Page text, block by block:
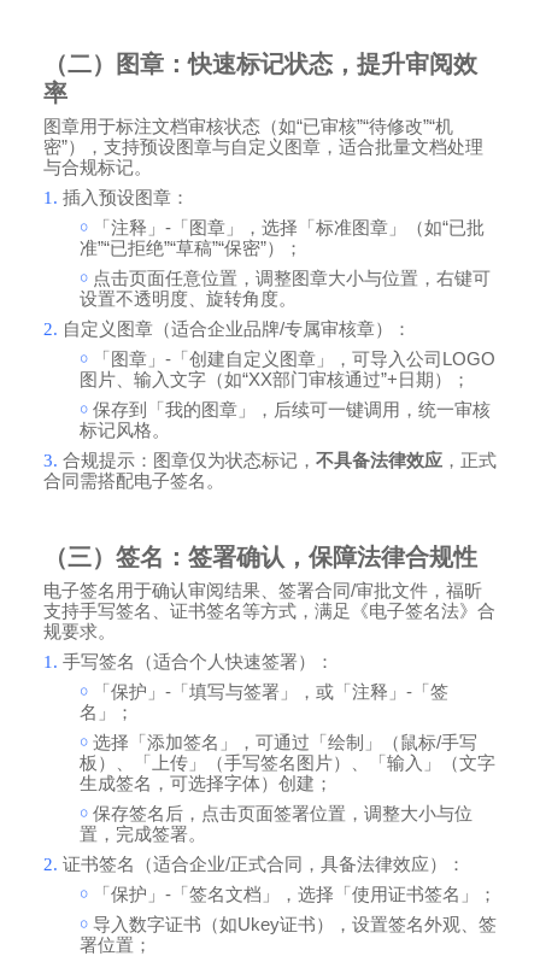
（二）图章：快速标记状态，提升审阅效
率
图章用于标注文档审核状态（如“已审核”“待修改”“机
密”），支持预设图章与自定义图章，适合批量文档处理
与合规标记。
1. 插入预设图章：
￮
「注释」- 「图章」，选择「标准图章」（如“已批
准”“已拒绝”“草稿”“保密”）；
￮ 点击页面任意位置，调整图章大小与位置，右键可
设置不透明度、旋转角度。
2. 自定义图章（适合企业品牌/专属审核章）：
￮
「图章」- 「创建自定义图章」，可导入公司
LOGO
图片、输入文字（如“XX部门审核通过”+ 日期）；
￮保存到「我的图章」，后续可一键调用，统一审核
标记风格。
3. 合规提示：图章仅为状态标记， 不具备法律效应，正式
合同需搭配电子签名。
（三）签名：签署确认，保障法律合规性
电子签名用于确认审阅结果、签署合同/审批文件，福昕
支持手写签名、证书签名等方式，满足《电子签名法》合
规要求。
1. 手写签名（适合个人快速签署）：
￮
「保护」- 「填写与签署」，或「注释」- 「签
名」；
￮选择「添加签名」，可通过「绘制」（鼠标/手写
板）、「上传」（手写签名图片）、「输入」（文字
生成签名，可选择字体）创建；
￮保存签名后，点击页面签署位置，调整大小与位
置，完成签署。
2. 证书签名（适合企业/正式合同，具备法律效应）：
￮
「保护」- 「签名文档」，选择「使用证书签名」；
￮导入数字证书（如Ukey证书），设置签名外观、签
署位置；